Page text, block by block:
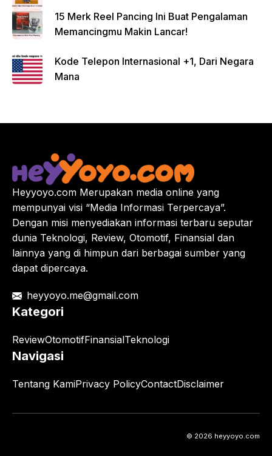
15 Merk Reel Pancing Ini Buat Pengalaman
Memancingmu Makin Lancar!
Kode Telepon Internasional +1, Dari Negara
Mana
Heyyoyo.com Merupakan media online yang
mempunyai visi “Media Informasi Terpercaya”.
Dengan misi menyediakan informasi terbaru seputar
dunia Teknologi, Review, Otomotif, Finansial dan
lainnya yang di himpun dari berbagai sumber yang
dapat dipercaya.
heyyoyo.me@gmail.com
Kategori
ReviewOtomotifFinansialTeknologi
Navigasi
Tentang KamiPrivacy PolicyContactDisclaimer
© 2026 heyyoyo.com